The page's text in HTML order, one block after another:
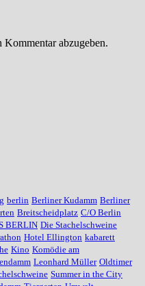
Kommentar abzugeben.
berlin Berliner Kudamm Berliner
Breitscheidplatz C/O Berlin
BERLIN Die Stachelschweine
Hotel Ellington kabarett
Kino Komödie am
Leonhard Müller Oldtimer
Summer in the City